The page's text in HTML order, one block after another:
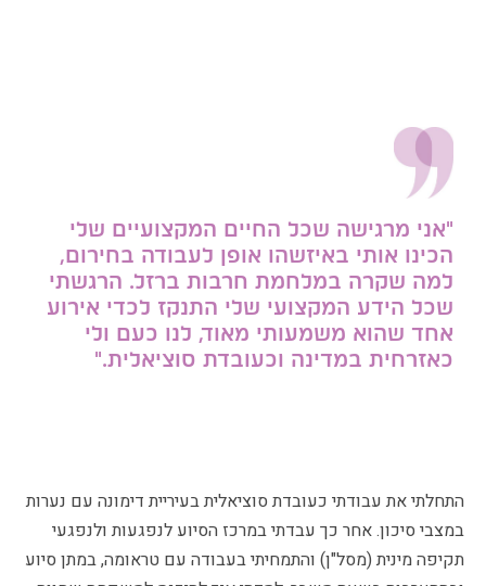
"אני מרגישה שכל החיים המקצועיים שלי
הכינו אותי באיזשהו אופן לעבודה בחירום,
למה שקרה במלחמת חרבות ברזל. הרגשתי
שכל הידע המקצועי שלי התנקז לכדי אירוע
אחד שהוא משמעותי מאוד, לנו כעם ולי
כאזרחית במדינה וכעובדת סוציאלית."
התחלתי את עבודתי כעובדת סוציאלית בעיריית דימונה עם נערות
במצבי סיכון. אחר כך עבדתי במרכז הסיוע לנפגעות ולנפגעי
תקיפה מינית (מסל"ן) והתמחיתי בעבודה עם טראומה, במתן סיוע